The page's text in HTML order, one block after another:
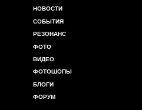
НОВОСТИ
СОБЫТИЯ
РЕЗОНАНС
ФОТО
ВИДЕО
ФОТОШОПЫ
БЛОГИ
ФОРУМ